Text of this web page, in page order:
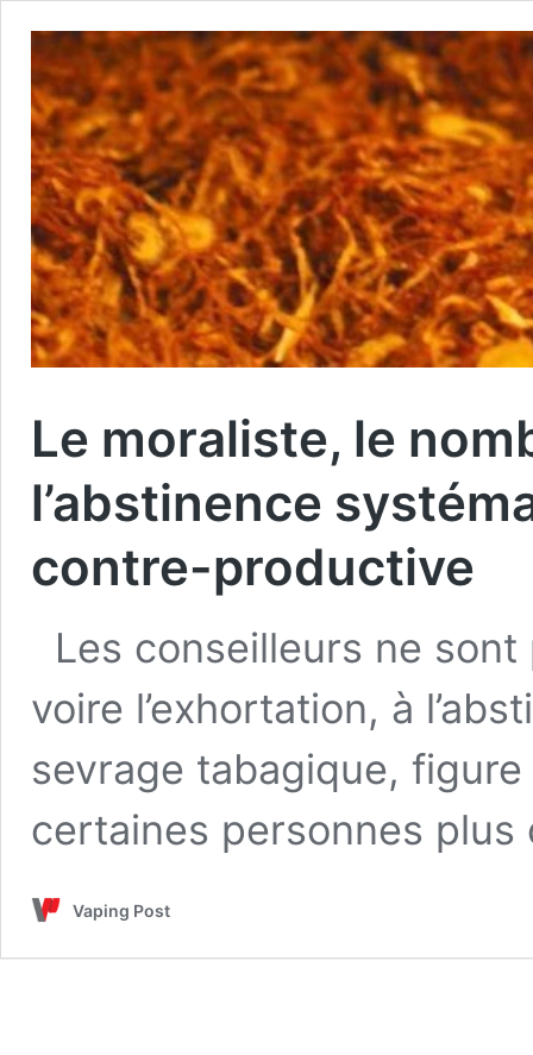
Le moraliste, le
l’abstinence
contre-productive
Les conseilleurs ne sont
voire l’exhortation, à
sevrage tabagique,
certaines personnes
Vaping Post